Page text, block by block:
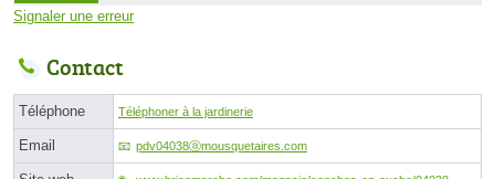
Signaler une erreur
Contact
Téléphone Téléphoner à la jardinerie
Email pdv04038ⓐmousquetaires.com